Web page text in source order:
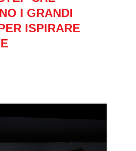
I GRANDI
ISPIRARE